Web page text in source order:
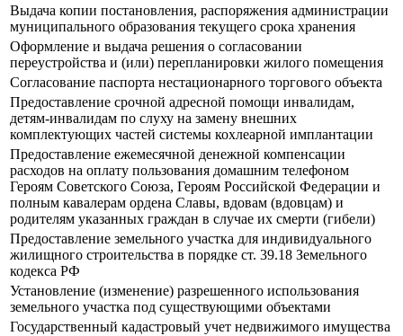
Выдача копии постановления, распоряжения администрации
муниципального образования текущего срока хранения
Оформление и выдача решения о согласовании
переустройства и (или) перепланировки жилого помещения
Согласование паспорта нестационарного торгового объекта
Предоставление срочной адресной помощи инвалидам,
детям-инвалидам по слуху на замену внешних
комплектующих частей системы кохлеарной имплантации
Предоставление ежемесячной денежной компенсации
расходов на оплату пользования домашним телефоном
Героям Советского Союза, Героям Российской Федерации и
полным кавалерам ордена Славы, вдовам (вдовцам) и
родителям указанных граждан в случае их смерти (гибели)
Предоставление земельного участка для индивидуального
жилищного строительства в порядке ст. 39.18 Земельного
кодекса РФ
Установление (изменение) разрешенного использования
земельного участка под существующими объектами
Государственный кадастровый учет недвижимого имущества